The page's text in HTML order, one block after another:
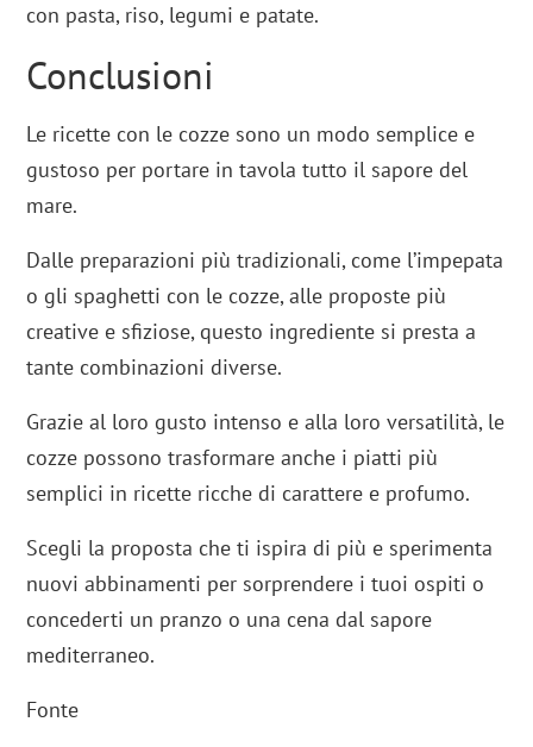
con pasta, riso, legumi e patate.
Conclusioni
Le ricette con le cozze sono un modo semplice e
gustoso per portare in tavola tutto il sapore del
mare.
Dalle preparazioni più tradizionali, come l’impepata
o gli spaghetti con le cozze, alle proposte più
creative e sfiziose, questo ingrediente si presta a
tante combinazioni diverse.
Grazie al loro gusto intenso e alla loro versatilità, le
cozze possono trasformare anche i piatti più
semplici in ricette ricche di carattere e profumo.
Scegli la proposta che ti ispira di più e sperimenta
nuovi abbinamenti per sorprendere i tuoi ospiti o
concederti un pranzo o una cena dal sapore
mediterraneo.
Fonte